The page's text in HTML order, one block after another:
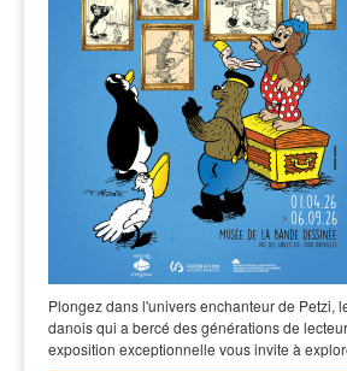
Plongez dans l'univers enchanteur de Petzi,
danois qui a bercé des générations de
exposition exceptionnelle vous invite à